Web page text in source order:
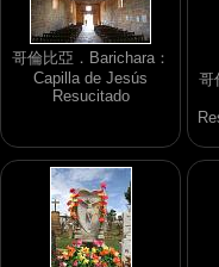
哥倫比亞．Barichara：
Capilla de Jesús
Resucitado
哥